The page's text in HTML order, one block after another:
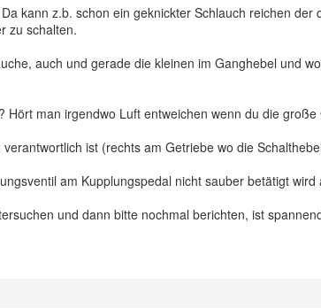
kann z.b. schon ein geknickter Schlauch reichen
zu schalten.
auch und gerade die kleinen im Ganghebel und
Hört man irgendwo Luft entweichen wenn du die
ist (rechts am Getriebe wo die
am Kupplungspedal nicht sauber betätigt
und dann bitte nochmal berichten, ist